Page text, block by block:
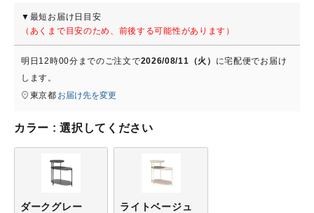
▼最短お届け日目安
（あくまで目安のため、前後する可能性があります）
明日 12時00分 までのご注文で2026/08/11（火） に宅配便でお届け
します。
東京都 お届け先を変更
カラー 選択してください
ダークグレー ライトベージュ